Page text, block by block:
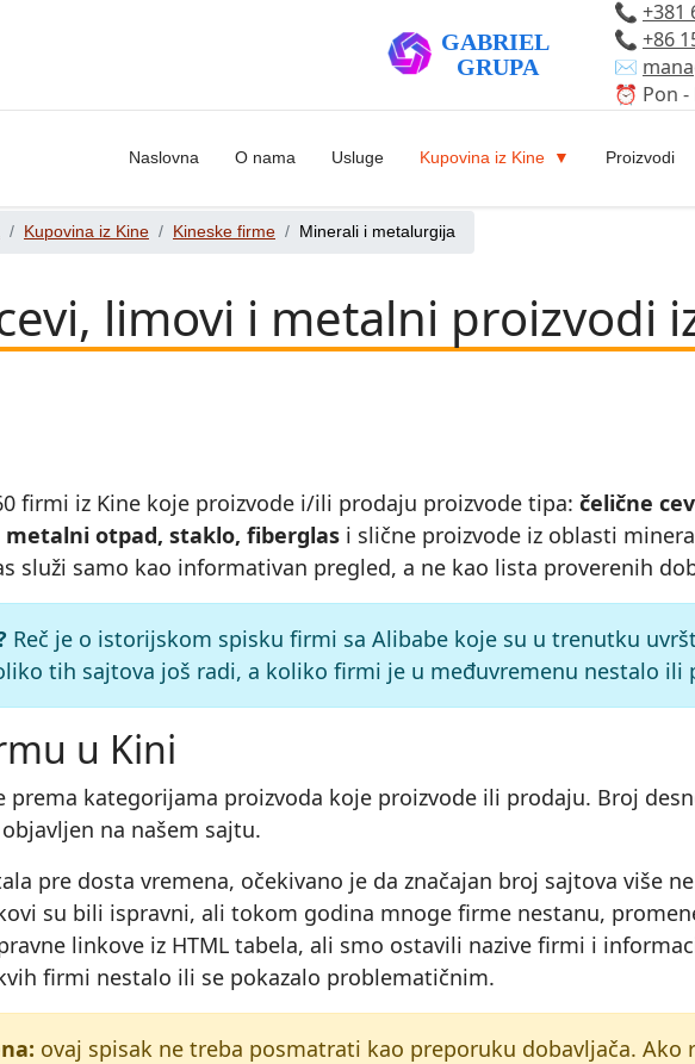
📞 +381
📞 +86
✉️
⏰ Pon -
Naslovna O nama Usluge Kupovina iz Kine Proizvodi
Kupovina iz Kine Kineske firme Minerali i metalurgija
limovi i metalni proizvodi
firmi iz Kine koje proizvode i/ili prodaju proizvode tipa: čelične
otpad, staklo, fiberglas i slične proizvode iz oblasti
služi samo kao informativan pregled, a ne kao lista proverenih
Reč je o istorijskom spisku firmi sa Alibabe koje su u trenutku
tih sajtova još radi, a koliko firmi je u međuvremenu nestalo ili
u Kini
prema kategorijama proizvoda koje proizvode ili prodaju. Broj
na našem sajtu.
pre dosta vremena, očekivano je da značajan broj sajtova više
su bili ispravni, ali tokom godina mnoge firme nestanu,
linkove iz HTML tabela, ali smo ostavili nazive firmi i
firmi nestalo ili se pokazalo problematičnim.
ovaj spisak ne treba posmatrati kao preporuku dobavljača.